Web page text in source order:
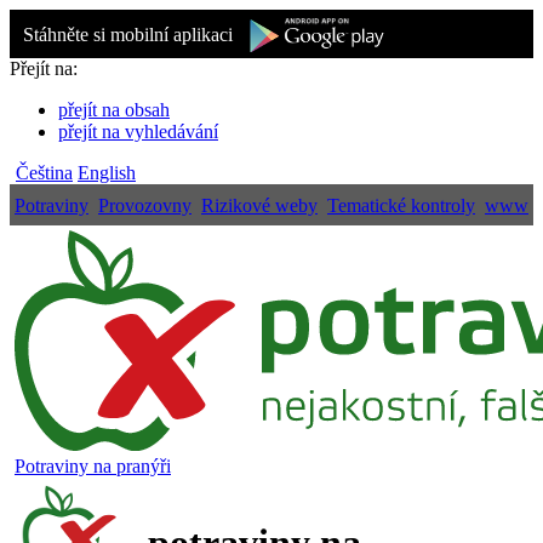
Stáhněte si mobilní aplikaci
Přejít na:
přejít na obsah
přejít na vyhledávání
Čeština English
Potraviny Provozovny Rizikové weby Tematické kontroly www
Potraviny na pranýři